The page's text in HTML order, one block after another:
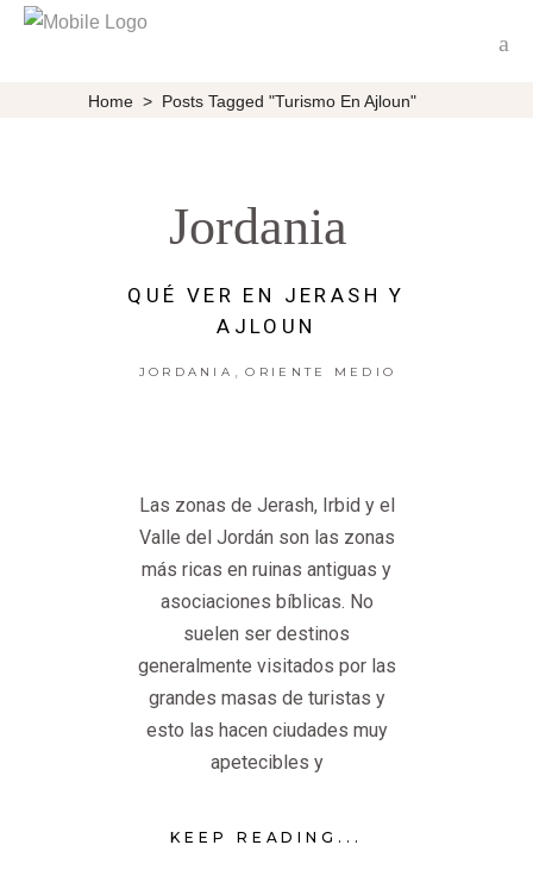
Home > Posts Tagged "turismo En Ajloun"
Jordania
QUÉ VER EN JERASH Y
AJLOUN
JORDANIA , ORIENTE MEDIO
Las zonas de Jerash, Irbid y el
Valle del Jordán son las zonas
más ricas en ruinas antiguas y
asociaciones bíblicas. No
suelen ser destinos
generalmente visitados por las
grandes masas de turistas y
esto las hacen ciudades muy
apetecibles y
KEEP READING...